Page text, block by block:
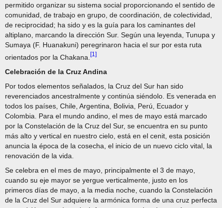
permitido organizar su sistema social proporcionando el sentido de
comunidad, de trabajo en grupo, de coordinación, de colectividad,
de reciprocidad; ha sido y es la guía para los caminantes del
altiplano, marcando la dirección Sur. Según una leyenda, Tunupa y
Sumaya (F. Huanakuni) peregrinaron hacia el sur por esta ruta
orientados por la Chakana. [1]
Celebración de la Cruz Andina
Por todos elementos señalados, la Cruz del Sur han sido
reverenciados ancestralmente y continúa siéndolo. Es venerada en
todos los países, Chile, Argentina, Bolivia, Perú, Ecuador y
Colombia. Para el mundo andino, el mes de mayo está marcado
por la Constelación de la Cruz del Sur, se encuentra en su punto
más alto y vertical en nuestro cielo, está en el cenit, esta posición
anuncia la época de la cosecha, el inicio de un nuevo ciclo vital, la
renovación de la vida.
Se celebra en el mes de mayo, principalmente el 3 de mayo,
cuando su eje mayor se yergue verticalmente, justo en los
primeros días de mayo, a la media noche, cuando la Constelación
de la Cruz del Sur adquiere la armónica forma de una cruz perfecta